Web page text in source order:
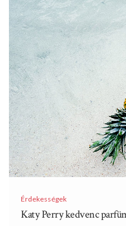
Érdekességek
Katy Perry kedvenc